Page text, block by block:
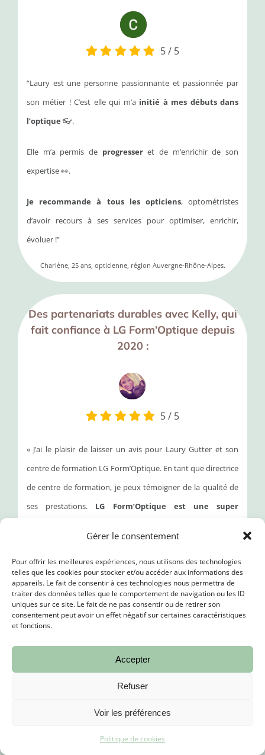
Gérer le consentement
Pour offrir les meilleures expériences, nous utilisons des technologies
telles que les cookies pour stocker et/ou accéder aux informations des
appareils. Le fait de consentir à ces technologies nous permettra de
traiter des données telles que le comportement de navigation ou les ID
uniques sur ce site. Le fait de ne pas consentir ou de retirer son
consentement peut avoir un effet négatif sur certaines caractéristiques
et fonctions.
Accepter
Refuser
Voir les préférences
Politique de cookies
5/ 5
“Laury est une personne passionnante et passionnée par
son métier ! C’est elle qui m’a initié à mes débuts dans
l’optique👓.
Elle m’a permis de progresseret de m’enrichir de son
expertise 👀.
Je recommande à tous les opticiens, optométristes
d’avoir recours à ses services pour optimiser, enrichir,
évoluer !”
Charlène, 25 ans, opticienne, région Auvergne-Rhône-Alpes.
Des partenariats durables avec Kelly, qui
fait confiance à LG Form’Optique depuis
2020 :
5/ 5
« J’ai le plaisir de laisser un avis pour Laury Gutter et son
centre de formation LG Form’Optique. En tant que directrice
de centre de formation, je peux témoigner de la qualité de
ses prestations. LG Form’Optique est une super
Laury et son équipe font preuve d’un professionnalisme
exemplaire et d’une réelle expertise dans leur domaine.
Leur engagement envers la réussite de leurs
apprenants est palpable, et je leur fais pleinement
Je recommande vivement LG Form’Optique à toute
Kelly, 38 ans, opticienne de formation et directrice de centre de